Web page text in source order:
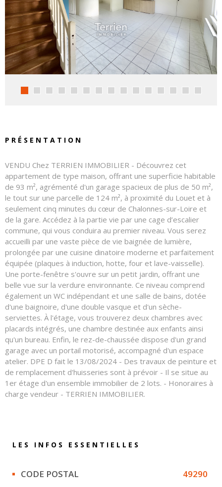
PRÉSENTATION
VENDU Chez TERRIEN IMMOBILIER - Découvrez cet
appartement de type maison, offrant une superficie habitable
de 93 m², agrémenté d'un garage spacieux de plus de 50 m²,
le tout sur une parcelle de 124 m², à proximité du Louet et à
seulement cinq minutes du cœur de Chalonnes-sur-Loire et
de la gare. Accédez à la partie vie par une cage d’escalier
commune, qui vous conduira au premier niveau. Vous serez
accueilli par une vaste pièce de vie baignée de lumière,
prolongée par une cuisine dinatoire moderne et parfaitement
équipée (plaques à induction, hotte, four et lave-vaisselle).
Une porte-fenêtre s'ouvre sur un petit jardin, offrant une
belle vue sur la verdure environnante. Ce niveau comprend
également un WC indépendant et une salle de bains, dotée
d'une baignoire, d'une double vasque et d'un sèche-
serviettes. À l'étage, vous trouverez deux chambres avec
placards intégrés, une chambre destinée aux enfants ainsi
qu'un bureau. Enfin, le rez-de-chaussée dispose d'un grand
garage avec un portail motorisé, accompagné d'un espace
atelier. DPE D fait le 13/08/2024 - Des travaux de peinture et
de remplacement d'huisseries sont à prévoir - Il se situe au
1er étage d'un ensemble immobilier de 2 lots. - Honoraires à
charge vendeur - TERRIEN IMMOBILIER.
LES INFOS ESSENTIELLES
Caractérisque Valeurs
CODE POSTAL
49290